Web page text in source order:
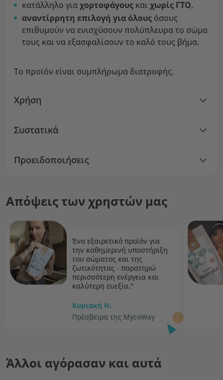
κατάλληλο γιαχορτοφάγους καιχωρίς ΓΤΟ,
αναντίρρητη επιλογή για όλους όσους
επιθυμούν να ενισχύσουν πολύπλευρα το σώμα
τους και να εξασφαλίσουν το καλό τους βήμα.
Το προϊόν είναι συμπλήρωμα διατροφής.
Χρήση
Συστατικά
Προειδοποιήσεις
Απόψεις των χρηστών μας
Ένα εξαιρετικό προϊόν για
την καθημερινή υποστήριξη
του σώματος και της
ζωτικότητας - παρατηρώ
περισσότερη ενέργεια και
καλύτερη ευεξία."
Κυριακή H.
Πρέσβειρα της MycoWay
Άλλοι αγόρασαν και αυτά